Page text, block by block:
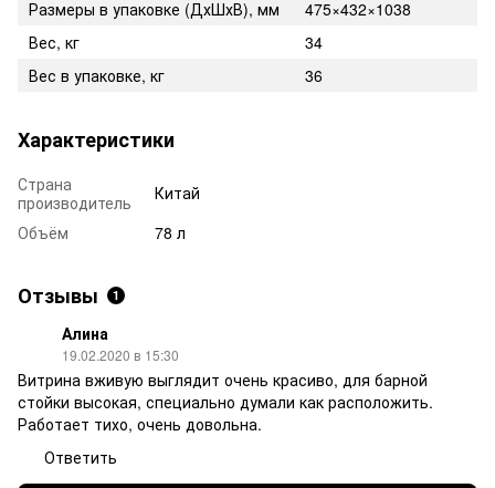
Размеры в упаковке (ДхШхВ), мм
475×432×1038
Вес, кг
34
Вес в упаковке, кг
36
Характеристики
Страна
производитель
Китай
Объём
78 л
Отзывы 1
Алина
19.02.2020 в 15:30
Витрина вживую выглядит очень красиво, для барной
стойки высокая, специально думали как расположить.
Работает тихо, очень довольна.
Ответить